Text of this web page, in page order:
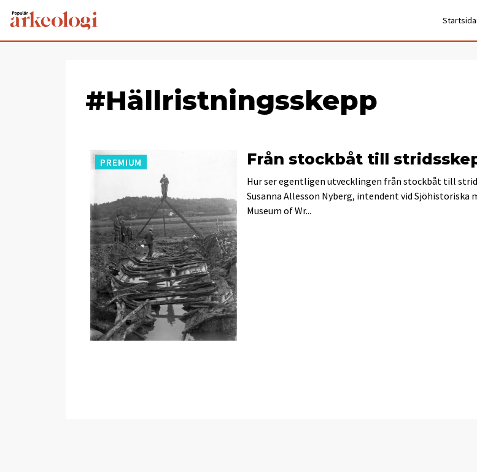
#Hällristningsskepp
PREMIUM Från stockbåt till
Hur ser egentligen utvecklingen från stockbåt till
Susanna Allesson Nyberg, intendent vid Sjöhistoriska
Museum of Wr...